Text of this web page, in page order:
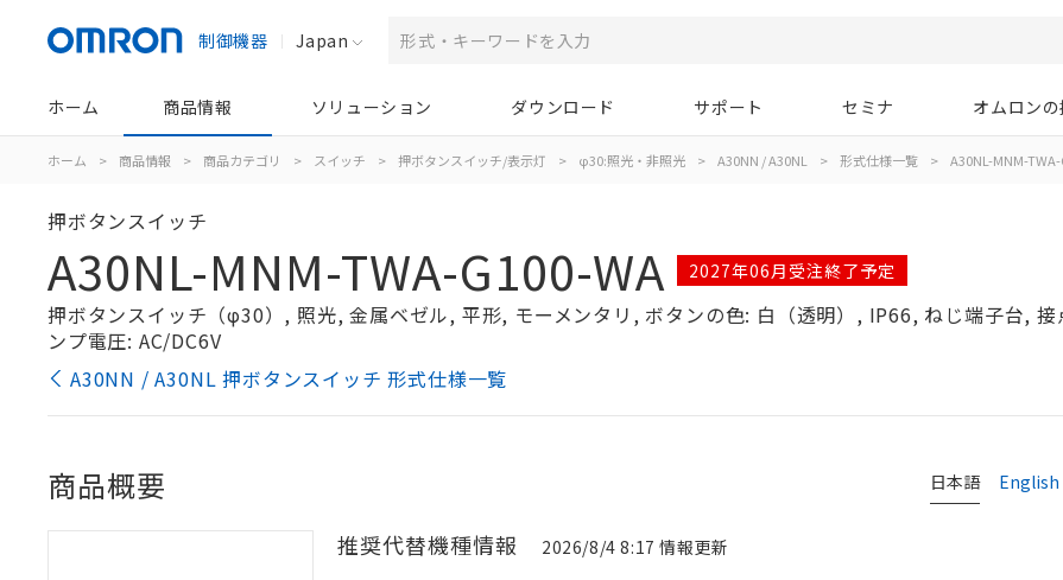
制御機器 Japan
ホーム 商品情報 ソリューション ダウンロード サポート セミナ オムロン
ホーム > 商品情報 > 商品カテゴリ > スイッチ > 押ボタンスイッチ/表示灯 > φ30:照光・非照光 > A30NN / A30NL > 形式仕様一覧 > A30NL-MNM-
押ボタンスイッチ
A30NL-MNM-TWA-G100-WA 2027年06月受注終了予定
押ボタンスイッチ（φ30）, 照光, 金属ベゼル, 平形, モーメンタリ, ボタンの色: 白（透明）, IP66, ねじ端子台,
ンプ電圧: AC/DC6V
A30NN / A30NL 押ボタンスイッチ 形式仕様一覧
日本語 English
商品概要
推奨代替機種情報 2026/8/4 8:17 情報更新